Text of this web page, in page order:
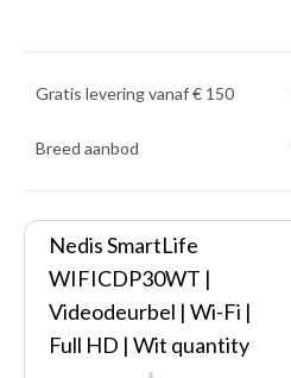
Gratis levering vanaf € 150
Breed aanbod
Nedis SmartLife
WIFICDP30WT |
Videodeurbel | Wi-Fi |
Full HD | Wit quantity